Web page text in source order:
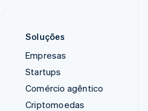
Soluções
Empresas
Startups
Comércio agêntico
Criptomoedas